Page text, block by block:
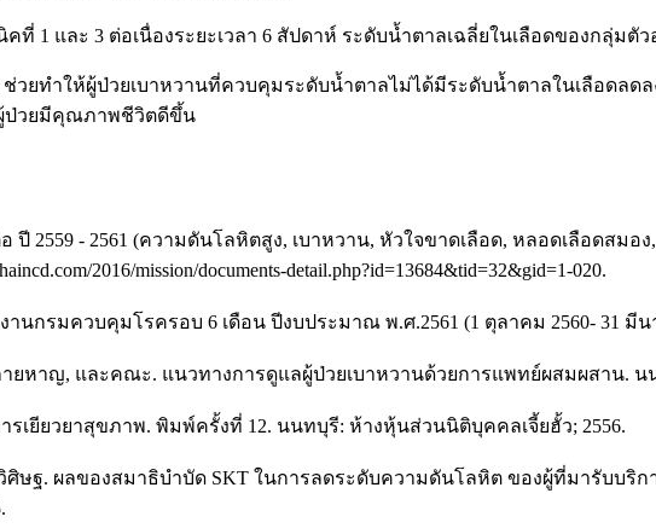
ที่ 1 และ 3 ต่อเนื่องระยะเวลา 6 สัปดาห์ ระดับน้ำตาลเฉลี่ยในเลือดของกลุ่มตั
วยทำให้ผู้ป่วยเบาหวานที่ควบคุมระดับน้ำตาลไม่ได้มีระดับน้ำตาลในเลือดลด
ป่วยมีคุณภาพชีวิตดีขึ้น
2559 - 2561 (ความดันโลหิตสูง, เบาหวาน, หัวใจขาดเลือด, หลอดเลือดสมอ
2016/mission/documents-detail.php?id=13684&tid=32&gid=1-020.
นกรมควบคุมโรครอบ 6 เดือน ปีงบประมาณ พ.ศ.2561 (1 ตุลาคม 2560- 31 มี
ยหาญ, และคณะ. แนวทางการดูแลผู้ป่วยเบาหวานด้วยการแพทย์ผสมผสาน. น
เยียวยาสุขภาพ. พิมพ์ครั้งที่ 12. นนทบุรี: ห้างหุ้นส่วนนิติบุคคลเจี้ยฮั้ว; 2556.
ฐ. ผลของสมาธิบำบัด SKT ในการลดระดับความดันโลหิต ของผู้ที่มารับบริกา